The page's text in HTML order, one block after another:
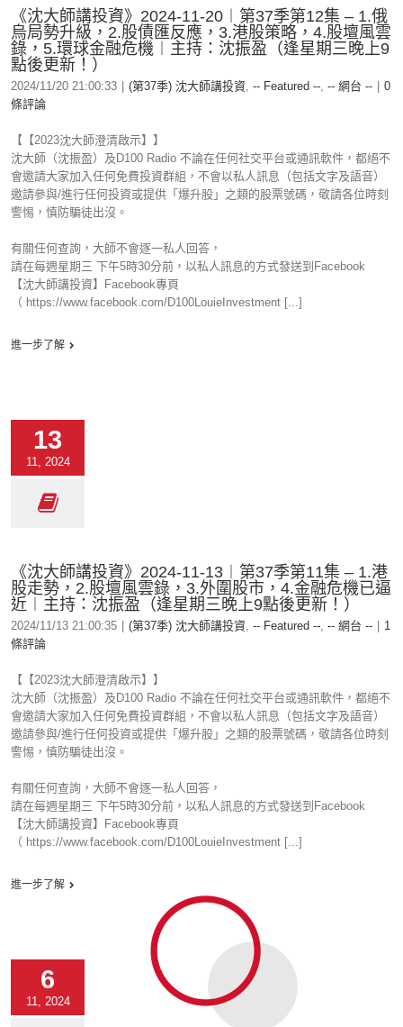
《沈大師講投資》2024-11-20︱第37季第12集 – 1.俄
烏局勢升級，2.股債匯反應，3.港股策略，4.股壇風雲
錄，5.環球金融危機︱主持：沈振盈（逢星期三晚上9
點後更新！）
2024/11/20 21:00:33 (第37季) 沈大師講投資, -- Featured --, -- 網台 --
0
條評論
【【2023沈大師澄清啟示】】
沈大師（沈振盈）及D100 Radio 不論在任何社交平台或通訊軟件，都絕不
會邀請大家加入任何免費投資群組，不會以私人訊息（包括文字及語音）
邀請參與/進行任何投資或提供「爆升股」之類的股票號碼，敬請各位時刻
警惕，慎防騙徒出沒。
有關任何查詢，大師不會逐一私人回答，
請在每週星期三 下午5時30分前，以私人訊息的方式發送到Facebook
【沈大師講投資】Facebook專頁
（ https://www.facebook.com/D100LouieInvestment [...]
進一步了解
13
11, 2024
《沈大師講投資》2024-11-13︱第37季第11集 – 1.港
股走勢，2.股壇風雲錄，3.外圍股市，4.金融危機已逼
近︱主持：沈振盈（逢星期三晚上9點後更新！）
2024/11/13 21:00:35 (第37季) 沈大師講投資, -- Featured --, -- 網台 --
1
條評論
【【2023沈大師澄清啟示】】
沈大師（沈振盈）及D100 Radio 不論在任何社交平台或通訊軟件，都絕不
會邀請大家加入任何免費投資群組，不會以私人訊息（包括文字及語音）
邀請參與/進行任何投資或提供「爆升股」之類的股票號碼，敬請各位時刻
警惕，慎防騙徒出沒。
有關任何查詢，大師不會逐一私人回答，
請在每週星期三 下午5時30分前，以私人訊息的方式發送到Facebook
【沈大師講投資】Facebook專頁
（ https://www.facebook.com/D100LouieInvestment [...]
進一步了解
6
11, 2024